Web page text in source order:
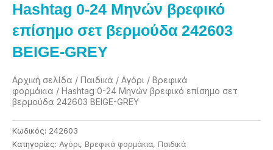
Hashtag 0-24 Μηνών βρεφικό
επίσημο σετ βερμούδα 242603
BEIGE-GREY
Αρχική σελίδα / Παιδικά / Αγόρι / Βρεφικά
φορμάκια / Hashtag 0-24 Μηνών βρεφικό επίσημο σετ
βερμούδα 242603 BEIGE-GREY
Κωδικός: 242603
Κατηγορίες: Αγόρι, Βρεφικά φορμάκια, Παιδικά